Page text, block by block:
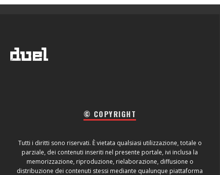
© COPYRIGHT
Tutti i diritti sono riservati. È vietata qualsiasi utilizzazione, totale o
parziale, dei contenuti inseriti nel presente portale, ivi inclusa la
memorizzazione, riproduzione, rielaborazione, diffusione o
distribuzione dei contenuti stessi mediante qualunque piattaforma